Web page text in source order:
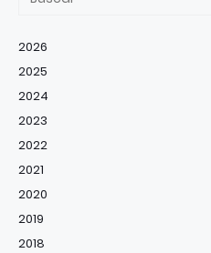
2026
2025
2024
2023
2022
2021
2020
2019
2018